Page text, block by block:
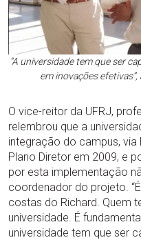
“A universidade tem que ser
em inovações
O vice-reitor da UFRJ,
relembrou que a
integração do campus,
Plano Diretor em 2009, e
por esta implementação
coordenador do projeto.
costas do Richard. Quem
universidade. É
universidade tem que ser